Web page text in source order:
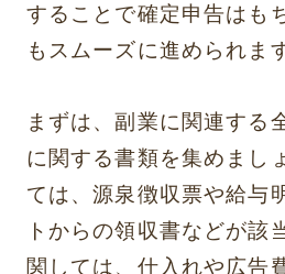
することで確定申告はも
もスムーズに進められま
まずは、副業に関連する
に関する書類を集めまし
ては、源泉徴収票や給与
トからの領収書などが該
関しては、仕入れや広告